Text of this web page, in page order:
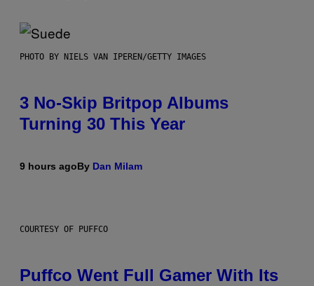
PHOTO BY NIELS VAN IPEREN/GETTY IMAGES
3 No-Skip Britpop Albums
Turning 30 This Year
9 hours agoBy Dan Milam
COURTESY OF PUFFCO
Puffco Went Full Gamer With Its